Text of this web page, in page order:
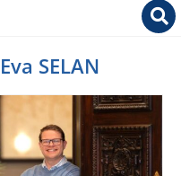
Eva SELAN